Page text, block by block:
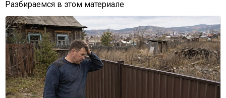
Разбираемся в этом материале